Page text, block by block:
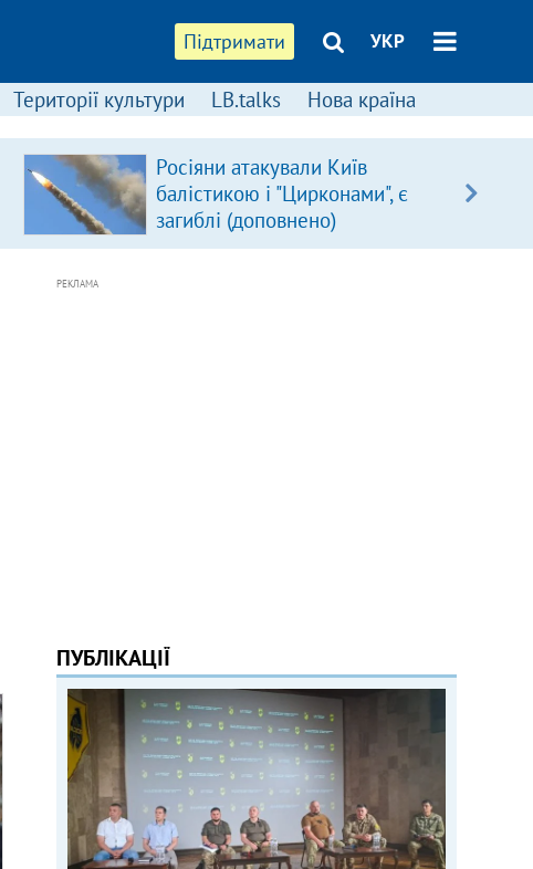
Підтримати УКР
Території культури LB.talks Нова країна
Росіяни атакували Київ
балістикою і "Цирконами", є
загиблі (доповнено)
РЕКЛАМА
ПУБЛІКАЦІЇ